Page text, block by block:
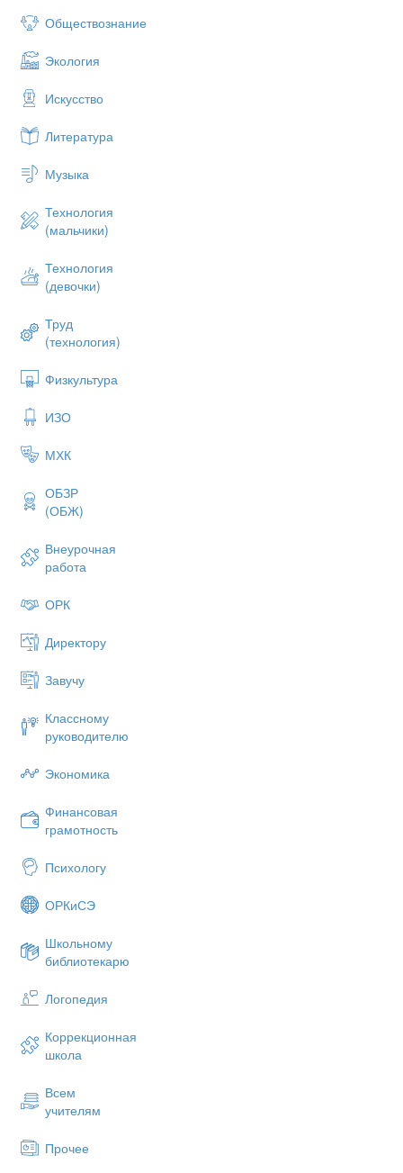
Обществознание
Экология
Искусство
Литература
Музыка
Технология
(мальчики)
Технология
(девочки)
Труд
(технология)
Физкультура
ИЗО
МХК
ОБЗР
(ОБЖ)
Внеурочная
работа
ОРК
Директору
Завучу
Классному
руководителю
Экономика
Финансовая
грамотность
Психологу
ОРКиСЭ
Школьному
библиотекарю
Логопедия
Коррекционная
школа
Всем
учителям
Прочее